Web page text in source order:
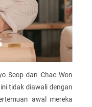
Seop dan Chae Won
tidak diawali dengan
awal mereka